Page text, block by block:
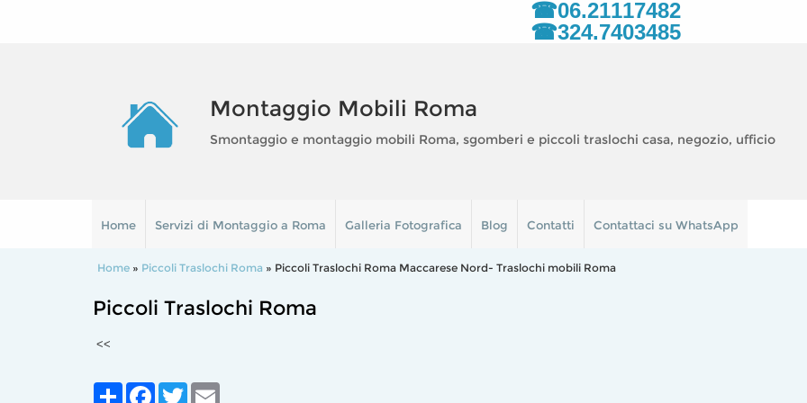
☎06.21117482
☎324.7403485
Montaggio Mobili Roma
Smontaggio e montaggio mobili Roma, sgomberi e piccoli traslochi casa, negozio, ufficio
Home Servizi di Montaggio a Roma Galleria Fotografica Blog Contatti Contattaci su WhatsApp
Home » Piccoli Traslochi Roma » Piccoli Traslochi Roma Maccarese Nord- Traslochi mobili Roma
Piccoli Traslochi Roma
<<
Share FacebookTwitter